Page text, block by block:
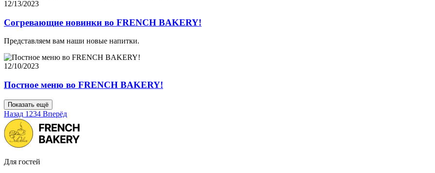
12/13/2023
Согревающие новинки во FRENCH BAKERY!
Представляем вам наши новые напитки.
12/10/2023
Постное меню во FRENCH BAKERY!
Показать ещё
Назад 1 234 Вперёд
Для гостей